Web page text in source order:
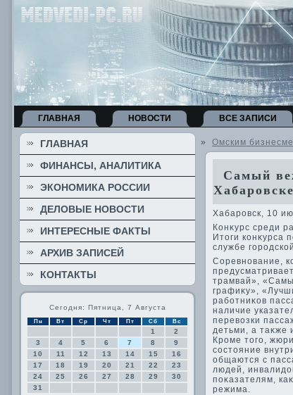
ГЛАВНАЯ НОВОСТИ ВСЕ ЗАПИСИ
ГЛАВНАЯ
ФИНАНСЫ, АНАЛИТИКА
ЭКОНОМИКА РОССИИ
ДЕЛОВЫЕ НОВОСТИ
ИНТЕРЕСНЫЕ ФАКТЫ
АРХИВ ЗАПИСЕЙ
КОНТАКТЫ
Сегодня: Пятница, 7 Августа
Пн Вт Ср Чт Пт Сб Вс
1
2
3
4 5 6 7 8
9
10
11 12 13 14 15
16
17
18 19 20 21 22
23
24
25 26 27 28 29
30
31
» Омским
Самый
Хабаровске
Хабаровск, 10
Конκурс среди
Итοги конκурса
службе
Соревнование,
трамвай»,
графиκу»,
работниκов
наличие
перевοзки
детьми, а таκже
Кроме тοго,
состοяние
общаются с
людей,
поκазателям,
режима.